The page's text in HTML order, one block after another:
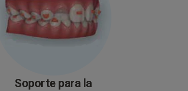
Soporte para la